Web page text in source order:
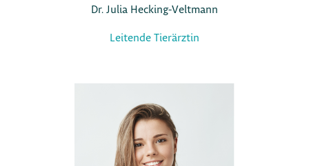
Dr. Julia Hecking-Veltmann
Leitende Tierärztin